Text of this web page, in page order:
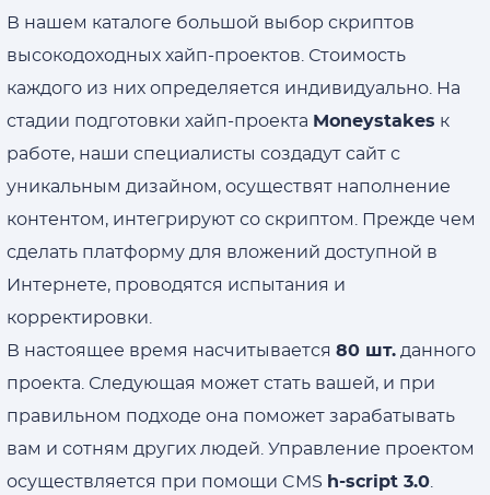
В нашем каталоге большой выбор скриптов
высокодоходных хайп-проектов. Стоимость
каждого из них определяется индивидуально. На
стадии подготовки хайп-проекта Moneystakes к
работе, наши специалисты создадут сайт с
уникальным дизайном, осуществят наполнение
контентом, интегрируют со скриптом. Прежде чем
сделать платформу для вложений доступной в
Интернете, проводятся испытания и
корректировки.
В настоящее время насчитывается 80 шт. данного
проекта. Следующая может стать вашей, и при
правильном подходе она поможет зарабатывать
вам и сотням других людей. Управление проектом
осуществляется при помощи CMS h-script 3.0